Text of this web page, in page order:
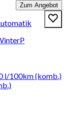
Zum Angebot
l/100km (komb.)